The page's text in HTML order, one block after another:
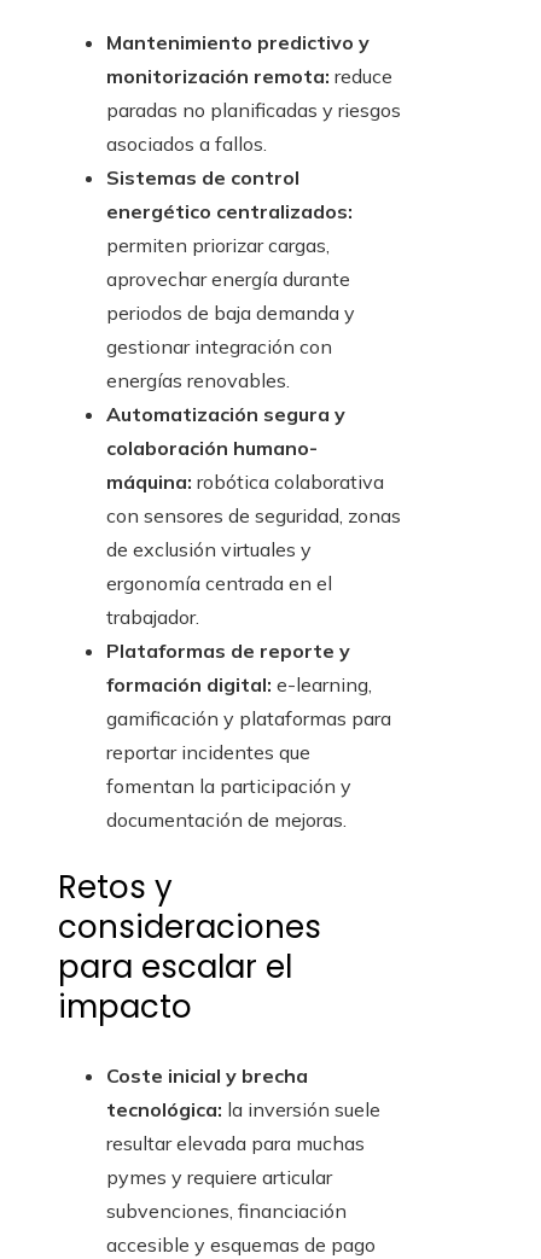
Mantenimiento predictivo y
monitorización remota: reduce
paradas no planificadas y riesgos
asociados a fallos.
Sistemas de control
energético centralizados:
permiten priorizar cargas,
aprovechar energía durante
periodos de baja demanda y
gestionar integración con
energías renovables.
Automatización segura y
colaboración humano-
máquina: robótica colaborativa
con sensores de seguridad, zonas
de exclusión virtuales y
ergonomía centrada en el
trabajador.
Plataformas de reporte y
formación digital: e-learning,
gamificación y plataformas para
reportar incidentes que
fomentan la participación y
documentación de mejoras.
Retos y
consideraciones
para escalar el
impacto
Coste inicial y brecha
tecnológica: la inversión suele
resultar elevada para muchas
pymes y requiere articular
subvenciones, financiación
accesible y esquemas de pago